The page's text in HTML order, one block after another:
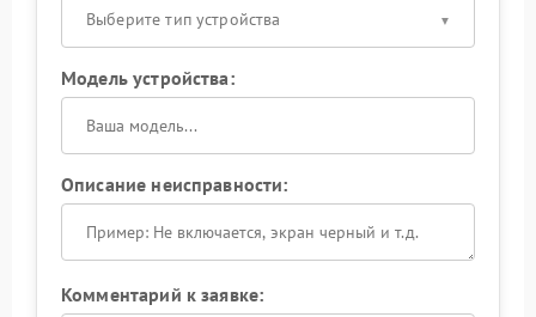
Выберите тип устройства
Модель устройства:
Описание неисправности:
Комментарий к заявке: